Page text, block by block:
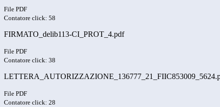
File PDF
Contatore click: 58
FIRMATO_delib113-CI_PROT_4.pdf
File PDF
Contatore click: 38
File PDF
Contatore click: 28